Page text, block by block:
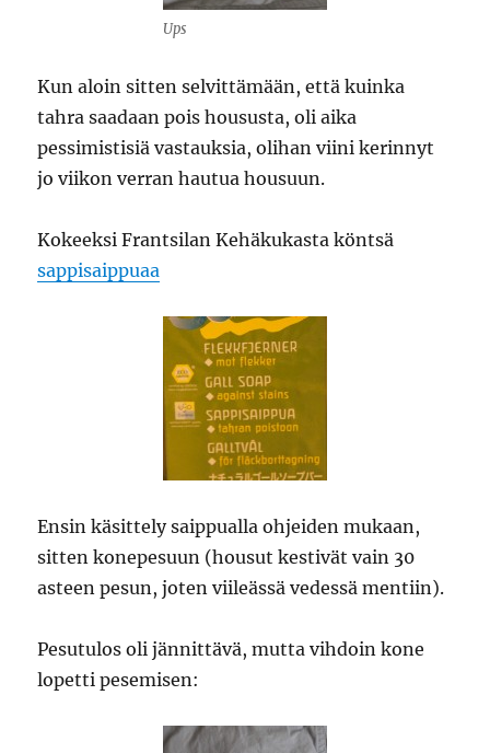
Ups
Kun aloin sitten selvittämään, että kuinka
tahra saadaan pois housusta, oli aika
pessimistisiä vastauksia, olihan viini kerinnyt
jo viikon verran hautua housuun.
Kokeeksi Frantsilan Kehäkukasta köntsä
sappisaippuaa
Ensin käsittely saippualla ohjeiden mukaan,
sitten konepesuun (housut kestivät vain 30
asteen pesun, joten viileässä vedessä mentiin).
Pesutulos oli jännittävä, mutta vihdoin kone
lopetti pesemisen: